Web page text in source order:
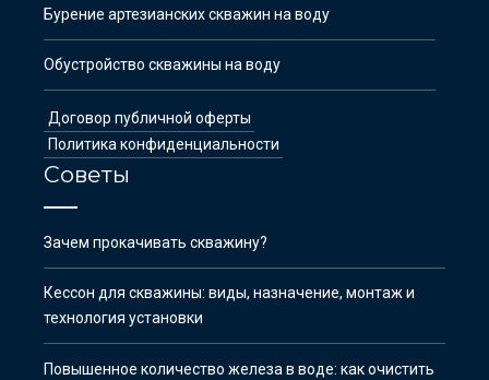
Бурение артезианских скважин на воду
Обустройство скважины на воду
Договор публичной оферты
Политика конфиденциальности
Советы
Зачем прокачивать скважину?
Кессон для скважины: виды, назначение, монтаж и
технология установки
Повышенное количество железа в воде: как очистить